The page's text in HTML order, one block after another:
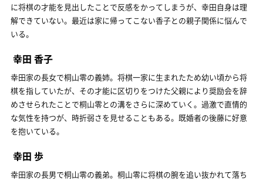
に将棋の才能を見出したことで反感をかってしまうが、幸田自身は理
解できていない。最近は家に帰ってこない香子との親子関係に悩んで
いる。
幸田 香子
幸田家の長女で桐山零の義姉。将棋一家に生まれたため幼い頃から将
棋を指していたが、その才能に区切りをつけた父親により奨励会を辞
めさせられたことで桐山零との溝をさらに深めていく。過激で直情的
な気性を持つが、時折弱さを見せることもある。既婚者の後藤に好意
を抱いている。
幸田 歩
幸田家の長男で桐山零の義弟。桐山零に将棋の腕を追い抜かれて落ち